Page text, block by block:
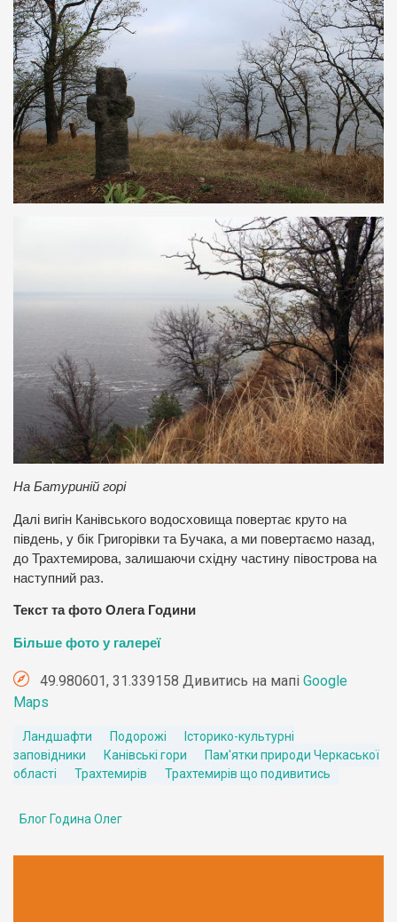
На Батуриній горі
Далі вигін Канівського водосховища повертає круто на
південь, у бік Григорівки та Бучака, а ми повертаємо назад,
до Трахтемирова, залишаючи східну частину півострова на
наступний раз.
Текст та фото Олега Години
Більше фото у галереї
49.980601, 31.339158 Дивитись на мапі Google
Maps
Ландшафти Подорожі
Історико-культурні
заповідники
Канівські гори
Пам'ятки природи Черкаської
області
Трахтемирів Трахтемирів що подивитись
Блог Година Олег